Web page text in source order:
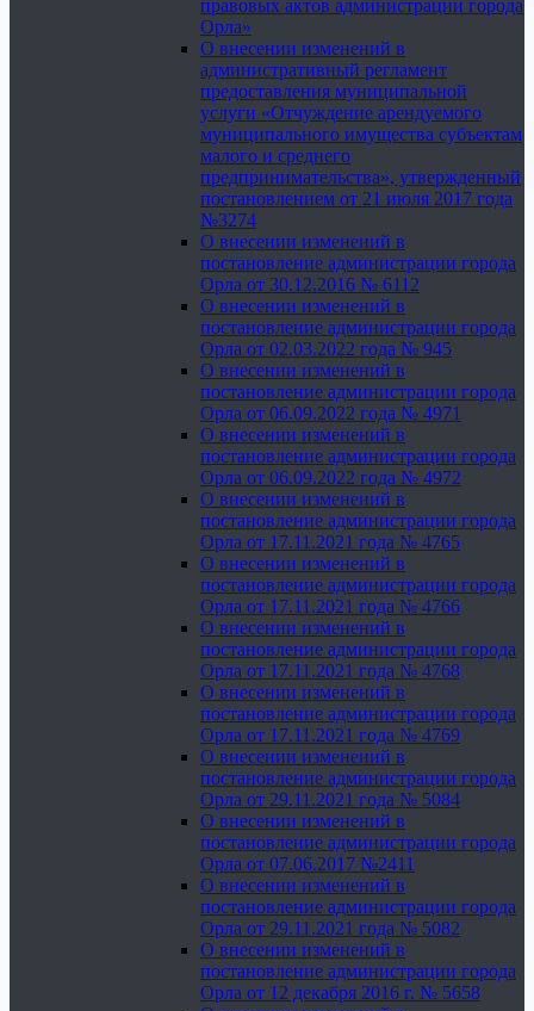
правовых актов администрации города
Орла»
О внесении изменений в
административный регламент
предоставления муниципальной
услуги «Отчуждение арендуемого
муниципального имущества субъектам
малого и среднего
предпринимательства», утвержденный
постановлением от 21 июля 2017 года
№3274
О внесении изменений в
постановление администрации города
Орла от 30.12.2016 № 6112
О внесении изменений в
постановление администрации города
Орла от 02.03.2022 года № 945
О внесении изменений в
постановление администрации города
Орла от 06.09.2022 года № 4971
О внесении изменений в
постановление администрации города
Орла от 06.09.2022 года № 4972
О внесении изменений в
постановление администрации города
Орла от 17.11.2021 года № 4765
О внесении изменений в
постановление администрации города
Орла от 17.11.2021 года № 4766
О внесении изменений в
постановление администрации города
Орла от 17.11.2021 года № 4768
О внесении изменений в
постановление администрации города
Орла от 17.11.2021 года № 4769
О внесении изменений в
постановление администрации города
Орла от 29.11.2021 года № 5084
О внесении изменений в
постановление администрации города
Орла от 07.06.2017 №2411
О внесении изменений в
постановление администрации города
Орла от 29.11.2021 года № 5082
О внесении изменений в
постановление администрации города
Орла от 12 декабря 2016 г. № 5658